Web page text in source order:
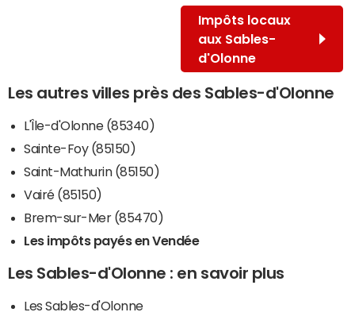
Impôts locaux
aux Sables-
d'Olonne
Les autres villes près des Sables-d'Olonne
L'Île-d'Olonne (85340)
Sainte-Foy (85150)
Saint-Mathurin (85150)
Vairé (85150)
Brem-sur-Mer (85470)
Les impôts payés en Vendée
Les Sables-d'Olonne : en savoir plus
Les Sables-d'Olonne